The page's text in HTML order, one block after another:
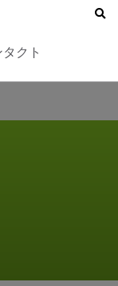
タクト